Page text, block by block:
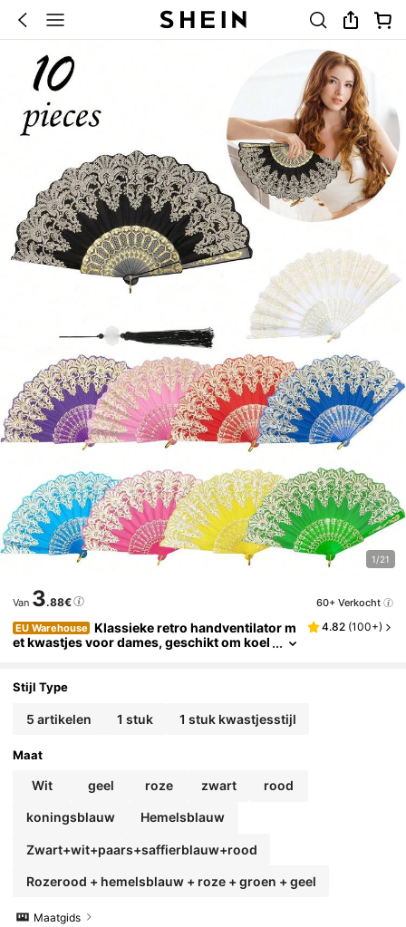
1/21
Van 3.88€ 60+ Verkocht
EU Warehouse Klassieke retro handventilator m
et kwastjes voor dames, geschikt om koel
kantiecadeau worden gegeven.
4.82 (100+)
Stijl Type
5 artikelen 1 stuk 1 stuk kwastjesstijl
Maat
Wit geel roze zwart rood
koningsblauw Hemelsblauw
Zwart+wit+paars+saffierblauw+rood
Rozerood + hemelsblauw + roze + groen + geel
Maatgids